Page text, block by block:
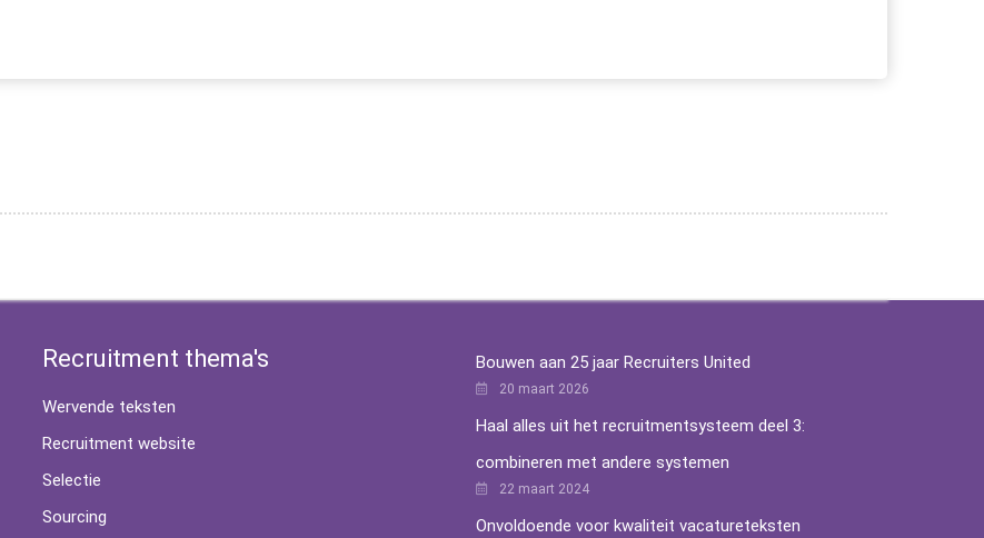
Recruitment thema's
Wervende teksten
Recruitment website
Selectie
Sourcing
Bouwen aan 25 jaar Recruiters United
20 maart 2026
Haal alles uit het recruitmentsysteem deel 3:
combineren met andere systemen
22 maart 2024
Onvoldoende voor kwaliteit vacatureteksten